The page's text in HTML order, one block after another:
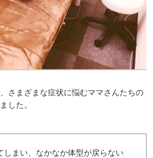
さまざまな症状に悩むママさんたちの
した。
しまい、なかなか体型が戻らない